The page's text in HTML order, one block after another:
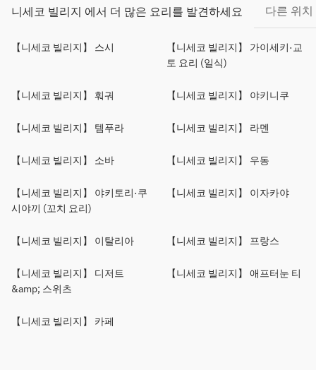
니세코 빌리지 에서 더 많은 요리를 발견하세요 다른 위
【니세코 빌리지】 스시
【니세코 빌리지】 가이세키·교
토 요리 (일식)
【니세코 빌리지】 훠궈 【니세코 빌리지】 야키니쿠
【니세코 빌리지】 템푸라 【니세코 빌리지】 라멘
【니세코 빌리지】 소바 【니세코 빌리지】 우동
【니세코 빌리지】 야키토리·쿠
시야끼 (꼬치 요리)
【니세코 빌리지】 이자카야
【니세코 빌리지】 이탈리아 【니세코 빌리지】 프랑스
【니세코 빌리지】 디저트
&amp; 스위츠
【니세코 빌리지】 애프터눈 티
【니세코 빌리지】 카페